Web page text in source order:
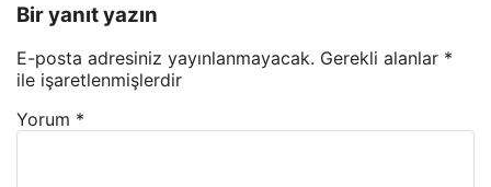
Bir yanıt yazın
E-posta adresiniz yayınlanmayacak. Gerekli alanlar *
ile işaretlenmişlerdir
Yorum *